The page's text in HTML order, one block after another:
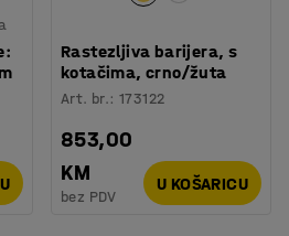
Rastezljiva barijera, s
kotačima, crno/žuta
Art. br.:173122
853,00
KM
bez PDV
U KOŠARICU